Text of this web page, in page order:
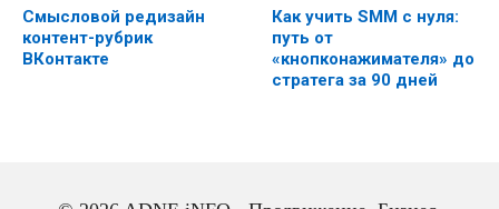
Смысловой редизайн
контент-рубрик
ВКонтакте
Как учить SMM с нуля:
путь от
«кнопконажимателя» до
стратега за 90 дней